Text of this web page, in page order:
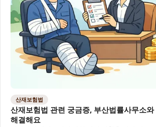
산재보험법
산재보험법 관련 궁금증, 부산법률사무소
해결해요